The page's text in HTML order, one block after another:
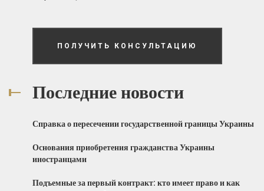
ПОЛУЧИТЬ КОНСУЛЬТАЦИЮ
Последние новости
Справка о пересечении государственной границы Украины
Основания приобретения гражданства Украины
иностранцами
Подъемные за первый контракт: кто имеет право и как